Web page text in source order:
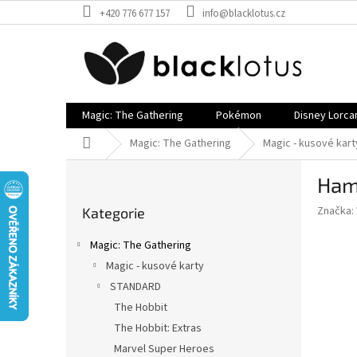
na
+420 776 677 157 info@blacklotus.cz
Magic: The Gathering Pokémon Disney
Domů Magic: The Gathering Magic - kusové
kategorie
Kategorie
Magic: The Gathering
Magic - kusové karty
STANDARD
The Hobbit
The Hobbit: Extras
Marvel Super Heroes
Značka: